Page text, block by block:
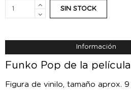
SIN STOCK
Información
Funko Pop de la
Figura de vinilo, tamaño aprox. 9